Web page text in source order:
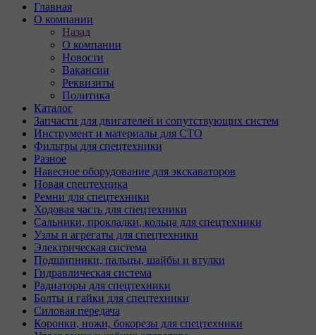
Главная
О компании
Назад
О компании
Новости
Вакансии
Реквизиты
Политика
Каталог
Запчасти для двигателей и сопутствующих систем
Инструмент и материалы для СТО
Фильтры для спецтехники
Разное
Навесное оборудование для экскаваторов
Новая спецтехника
Ремни для спецтехники
Ходовая часть для спецтехники
Сальники, прокладки, кольца для спецтехники
Узлы и агрегаты для спецтехники
Электрическая система
Подшипники, пальцы, шайбы и втулки
Гидравлическая система
Радиаторы для спецтехники
Болты и гайки для спецтехники
Силовая передача
Коронки, ножи, бокорезы для спецтехники